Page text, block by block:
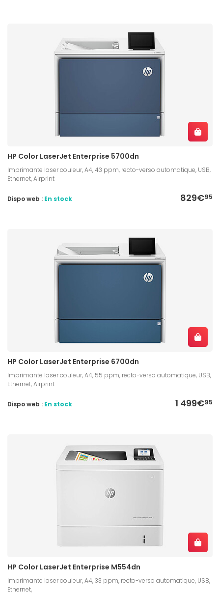
HP Color LaserJet Enterprise 5700dn
Imprimante laser couleur, A4, 43 ppm, recto-verso automatique, USB,
Ethernet, Airprint
829€95
Dispo web : En stock
HP Color LaserJet Enterprise 6700dn
Imprimante laser couleur, A4, 55 ppm, recto-verso automatique, USB,
Ethernet, Airprint
1 499€95
Dispo web : En stock
HP Color LaserJet Enterprise M554dn
Imprimante laser couleur, A4, 33 ppm, recto-verso automatique, USB,
Ethernet,